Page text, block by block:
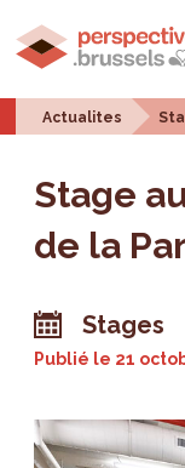
Actualites
Stage
de la
Stages
Publié le 21